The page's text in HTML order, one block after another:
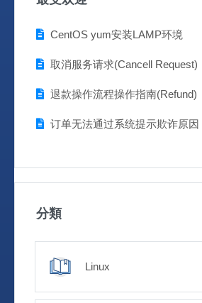
CentOS yum安装LAMP环境
取消服务请求(Cancell Request)
退款操作流程操作指南(Refund)
订单无法通过系统提示欺诈原因
分類
Linux